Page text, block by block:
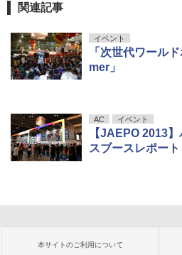
関連記事
イベント
「次世代ワール
mer」
AC イベント
【JAEPO 2013
スブースレポート
本サイトのご利用について